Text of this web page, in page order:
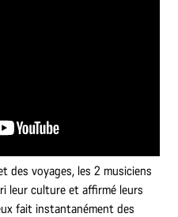
des voyages, les 2 musiciens
leur culture et affirmé leurs
fait instantanément des